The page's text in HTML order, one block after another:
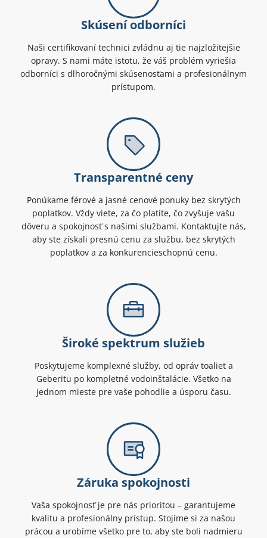
Skúsení odborníci
Naši certifikovaní technici zvládnu aj tie najzložitejšie
opravy. S nami máte istotu, že váš problém vyriešia
odborníci s dlhoročnými skúsenosťami a profesionálnym
prístupom.
Transparentné ceny
Ponúkame férové a jasné cenové ponuky bez skrytých
poplatkov. Vždy viete, za čo platíte, čo zvyšuje vašu
dôveru a spokojnosť s našimi službami. Kontaktujte nás,
aby ste získali presnú cenu za službu, bez skrytých
poplatkov a za konkurencieschopnú cenu.
Široké spektrum služieb
Poskytujeme komplexné služby, od opráv toaliet a
Geberitu po kompletné vodoinštalácie. Všetko na
jednom mieste pre vaše pohodlie a úsporu času.
Záruka spokojnosti
Vaša spokojnosť je pre nás prioritou – garantujeme
kvalitu a profesionálny prístup. Stojíme si za našou
prácou a urobíme všetko pre to, aby ste boli nadmieru